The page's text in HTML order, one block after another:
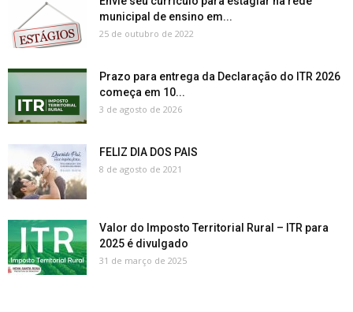
municipal de ensino em...
25 de outubro de 2022
Prazo para entrega da Declaração do ITR 2026
começa em 10...
3 de agosto de 2026
FELIZ DIA DOS PAIS
8 de agosto de 2021
Valor do Imposto Territorial Rural – ITR para
2025 é divulgado
31 de março de 2025